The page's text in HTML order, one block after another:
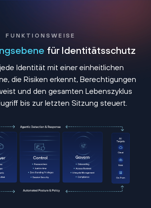
FUNKTIONSWEISE
für Identitätsschutz
Identität mit einer einheitlichen
die Risiken erkennt, Berechtigungen
und den gesamten Lebenszyklus
bis zur letzten Sitzung steuert.